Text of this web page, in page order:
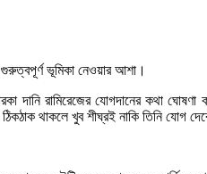
গুরুত্বপূর্ণ ভূমিকা নেওয়ার আশা।
রামিরেজের যোগদানের কথা
থাকলে খুব শীঘ্রই নাকি তিনি যোগ